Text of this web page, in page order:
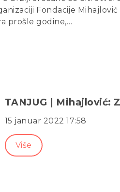
Fondacije
prošle godine,…
TANJUG | Mihajlović:
15 januar 2022 17:58
Više